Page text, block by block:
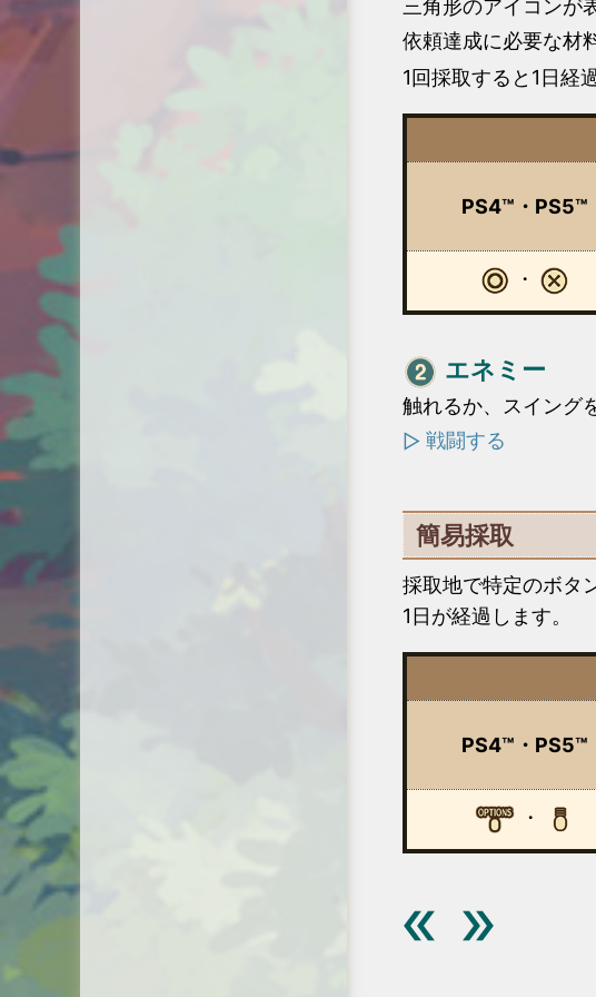
三角形のアイコンが
依頼達成に必要な材
1回採取すると1日経
PS4™・PS5™
・
エネミー
触れるか、スイング
戦闘する
簡易採取
採取地で特定のボタ
1日が経過します。
PS4™・PS5™
・